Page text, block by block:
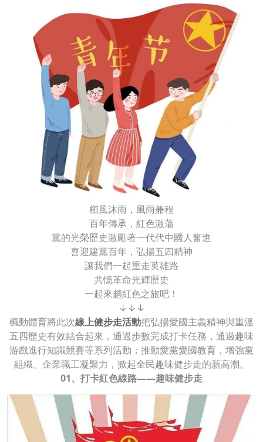
櫛風沐雨，風雨兼程
百年傳承，紅色激蕩
黨的光榮歷史激勵著一代代中國人奮進
喜迎建黨百年，弘揚五四精神
讓我們一起重走英雄路
共憶革命光輝歷史
一起來趟紅色之旅吧！
↓↓↓
楓動體育將此次線上健步走活動把弘揚愛國主義精神與重溫
五四歷史有效結合起來，通過步數完成打卡任務，通過趣味
游戲進行知識競賽等系列活動；推動愛黨愛國教育，增強黨
組織、企業職工凝聚力，掀起全民趣味健步走的新高潮。
01、打卡紅色線路——趣味健步走